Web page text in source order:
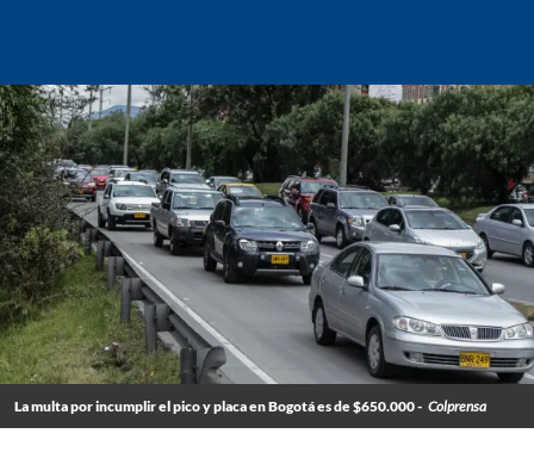
La multa por incumplir el pico y placa en Bogotá es de $650.000 - Colprensa